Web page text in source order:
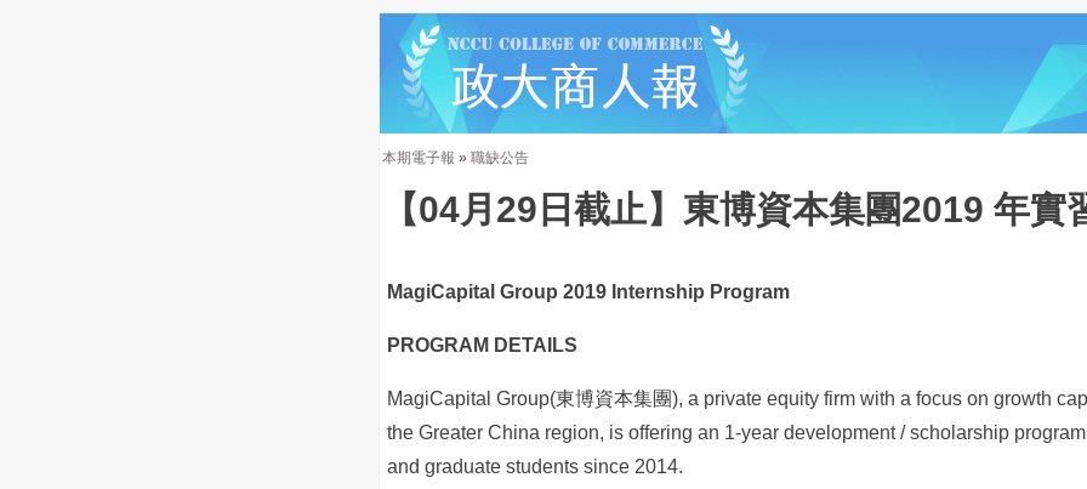
本期電子報 » 職缺公告
【04月29日截止】東博資本集團2019 年實
MagiCapital Group 2019 Internship Program
PROGRAM DETAILS
MagiCapital Group(東博資本集團), a private equity firm with a focus on growth
the Greater China region, is offering an 1‐year development / scholarship
and graduate students since 2014.